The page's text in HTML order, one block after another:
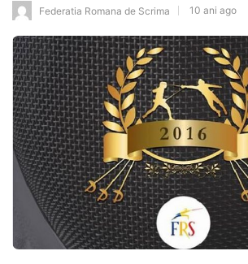
Federatia Romana de Scrima 10 ani ago